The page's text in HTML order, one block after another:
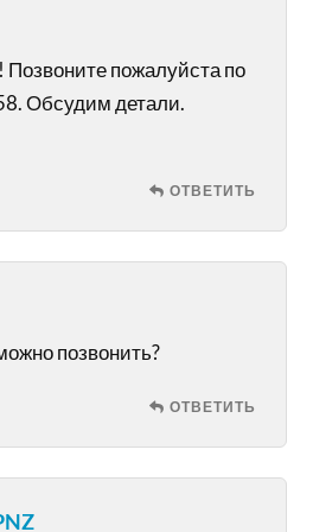
Позвоните пожалуйста по
Обсудим детали.
ОТВЕТИТЬ
позвонить?
ОТВЕТИТЬ